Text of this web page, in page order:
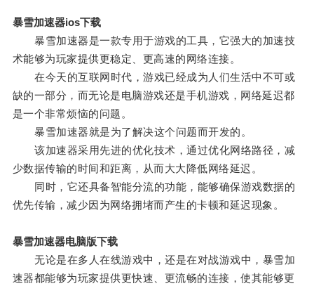
暴雪加速器ios下载
暴雪加速器是一款专用于游戏的工具，它强大的加速技
术能够为玩家提供更稳定、更高速的网络连接。
在今天的互联网时代，游戏已经成为人们生活中不可或
缺的一部分，而无论是电脑游戏还是手机游戏，网络延迟都
是一个非常烦恼的问题。
暴雪加速器就是为了解决这个问题而开发的。
该加速器采用先进的优化技术，通过优化网络路径，减
少数据传输的时间和距离，从而大大降低网络延迟。
同时，它还具备智能分流的功能，能够确保游戏数据的
优先传输，减少因为网络拥堵而产生的卡顿和延迟现象。
暴雪加速器电脑版下载
无论是在多人在线游戏中，还是在对战游戏中，暴雪加
速器都能够为玩家提供更快速、更流畅的连接，使其能够更